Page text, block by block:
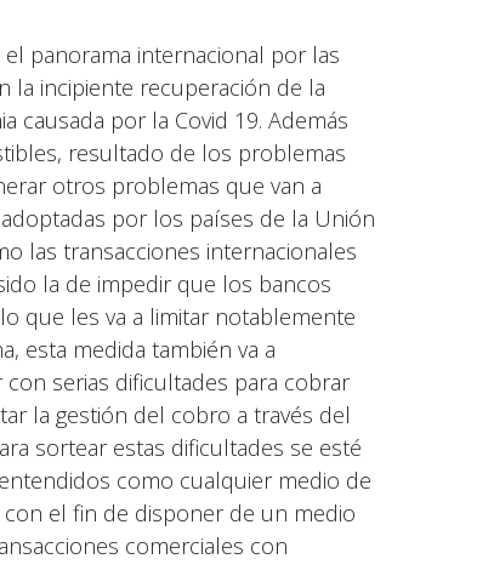
panorama internacional por las
la incipiente recuperación de la
causada por la Covid 19. Además
resultado de los problemas
otros problemas que van a
por los países de la Unión
las transacciones internacionales
la de impedir que los bancos
que les va a limitar notablemente
esta medida también va a
serias dificultades para cobrar
la gestión del cobro a través del
sortear estas dificultades se esté
como cualquier medio de
el fin de disponer de un medio
comerciales con